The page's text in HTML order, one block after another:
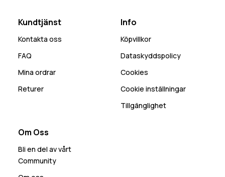
Kundtjänst
Kontakta oss
FAQ
Mina ordrar
Returer
Info
Köpvillkor
Dataskyddspolicy
Cookies
Cookie inställningar
Tillgänglighet
Om Oss
Bli en del av vårt
Community